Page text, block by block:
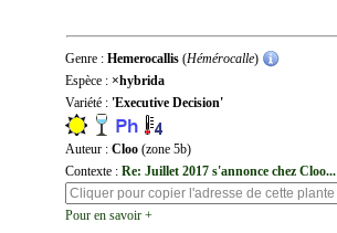
Genre : Hemerocallis (Hémérocalle)
Espèce : ×hybrida
Variété : 'Executive Decision'
Auteur : Cloo (zone 5b)
Contexte : Re: Juillet 2017 s'annonce chez Cloo...
Pour en savoir +